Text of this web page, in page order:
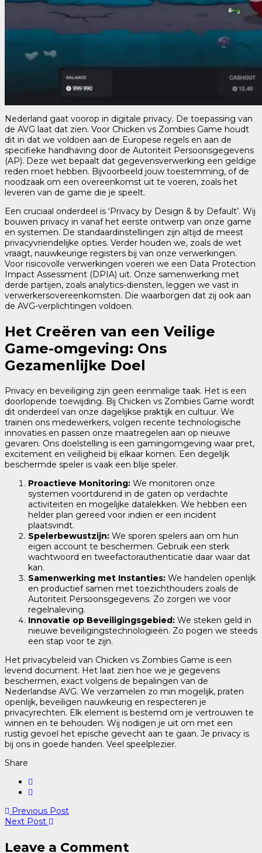
Nederland gaat voorop in digitale privacy. De toepassing van
de AVG laat dat zien. Voor Chicken vs Zombies Game houdt
dit in dat we voldoen aan de Europese regels en aan de
specifieke handhaving door de Autoriteit Persoonsgegevens
(AP). Deze wet bepaalt dat gegevensverwerking een geldige
reden moet hebben. Bijvoorbeeld jouw toestemming, of de
noodzaak om een overeenkomst uit te voeren, zoals het
leveren van de game die je speelt.
Een cruciaal onderdeel is ‘Privacy by Design & by Default’. Wij
bouwen privacy in vanaf het eerste ontwerp van onze game
en systemen. De standaardinstellingen zijn altijd de meest
privacyvriendelijke opties. Verder houden we, zoals de wet
vraagt, nauwkeurige registers bij van onze verwerkingen.
Voor risicovolle verwerkingen voeren we een Data Protection
Impact Assessment (DPIA) uit. Onze samenwerking met
derde partijen, zoals analytics-diensten, leggen we vast in
verwerkersovereenkomsten. Die waarborgen dat zij ook aan
de AVG-verplichtingen voldoen.
Het Creëren van een Veilige
Game-omgeving: Ons
Gezamenlijke Doel
Privacy en beveiliging zijn geen eenmalige taak. Het is een
doorlopende toewijding. Bij Chicken vs Zombies Game wordt
dit onderdeel van onze dagelijkse praktijk en cultuur. We
trainen ons medewerkers, volgen recente technologische
innovaties en passen onze maatregelen aan op nieuwe
gevaren. Ons doelstelling is een gamingomgeving waar pret,
excitement en veiligheid bij elkaar komen. Een degelijk
beschermde speler is vaak een blije speler.
Proactieve Monitoring: We monitoren onze
systemen voortdurend in de gaten op verdachte
activiteiten en mogelijke datalekken. We hebben een
helder plan gereed voor indien er een incident
plaatsvindt.
Spelerbewustzijn: We sporen spelers aan om hun
eigen account te beschermen. Gebruik een sterk
wachtwoord en tweefactorauthenticatie daar waar dat
kan.
Samenwerking met Instanties: We handelen openlijk
en productief samen met toezichthouders zoals de
Autoriteit Persoonsgegevens. Zo zorgen we voor
regelnaleving.
Innovatie op Beveiligingsgebied: We steken geld in
nieuwe beveiligingstechnologieën. Zo pogen we steeds
een stap voor te zijn.
Het privacybeleid van Chicken vs Zombies Game is een
levend document. Het laat zien hoe we je gegevens
beschermen, exact volgens de bepalingen van de
Nederlandse AVG. We verzamelen zo min mogelijk, praten
openlijk, beveiligen nauwkeurig en respecteren je
privacyrechten. Elk element is bestemd om je vertrouwen te
winnen en te behouden. Wij nodigen je uit om met een
rustig gevoel het epische gevecht aan te gaan. Je privacy is
bij ons in goede handen. Veel speelplezier.
Share
Previous Post
Next Post
Leave a Comment